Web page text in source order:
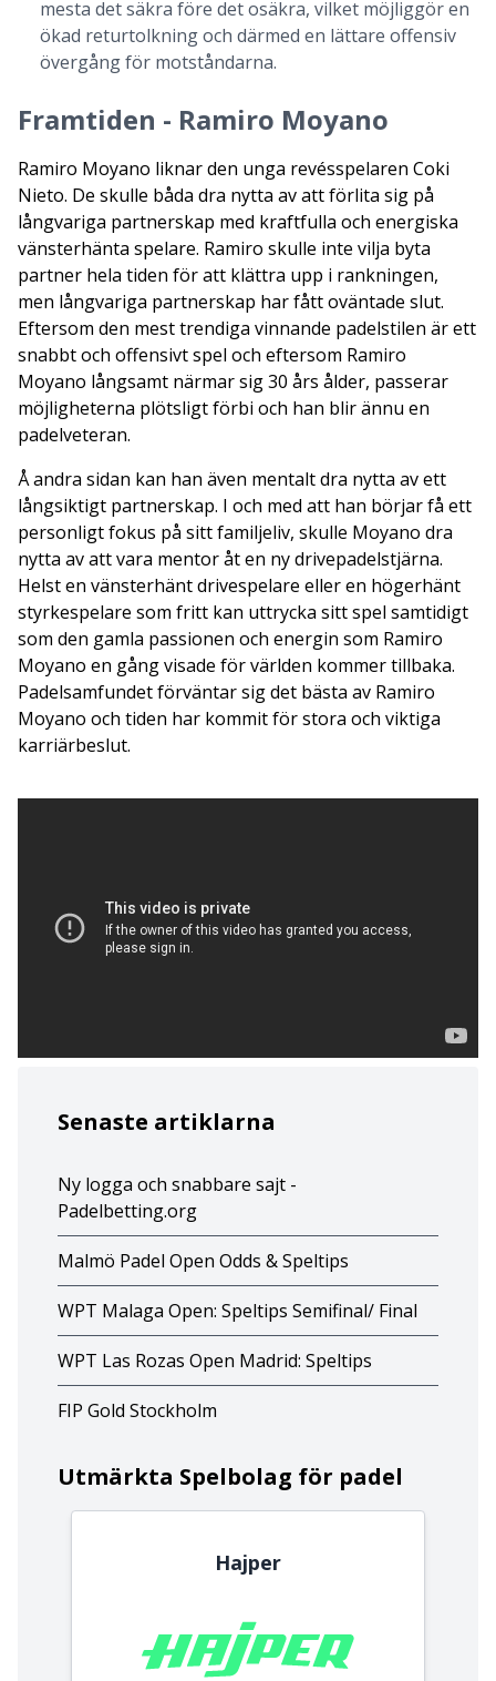
mesta det säkra före det osäkra, vilket möjliggör en
ökad returtolkning och därmed en lättare offensiv
övergång för motståndarna.
Framtiden - Ramiro Moyano
Ramiro Moyano liknar den unga revésspelaren Coki
Nieto. De skulle båda dra nytta av att förlita sig på
långvariga partnerskap med kraftfulla och energiska
vänsterhänta spelare. Ramiro skulle inte vilja byta
partner hela tiden för att klättra upp i rankningen,
men långvariga partnerskap har fått oväntade slut.
Eftersom den mest trendiga vinnande padelstilen är ett
snabbt och offensivt spel och eftersom Ramiro
Moyano långsamt närmar sig 30 års ålder, passerar
möjligheterna plötsligt förbi och han blir ännu en
padelveteran.
Å andra sidan kan han även mentalt dra nytta av ett
långsiktigt partnerskap. I och med att han börjar få ett
personligt fokus på sitt familjeliv, skulle Moyano dra
nytta av att vara mentor åt en ny drivepadelstjärna.
Helst en vänsterhänt drivespelare eller en högerhänt
styrkespelare som fritt kan uttrycka sitt spel samtidigt
som den gamla passionen och energin som Ramiro
Moyano en gång visade för världen kommer tillbaka.
Padelsamfundet förväntar sig det bästa av Ramiro
Moyano och tiden har kommit för stora och viktiga
karriärbeslut.
Senaste artiklarna
Ny logga och snabbare sajt -
Padelbetting.org
Malmö Padel Open Odds & Speltips
WPT Malaga Open: Speltips Semifinal/ Final
WPT Las Rozas Open Madrid: Speltips
FIP Gold Stockholm
Utmärkta Spelbolag för padel
Hajper